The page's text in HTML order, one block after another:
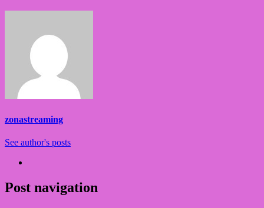
zonastreaming
See author's posts
Post navigation